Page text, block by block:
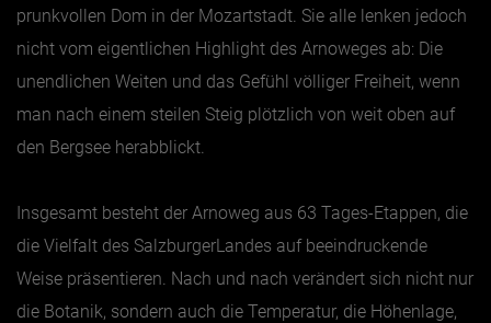
prunkvollen Dom in der Mozartstadt. Sie alle lenken jedoch
nicht vom eigentlichen Highlight des Arnoweges ab: Die
unendlichen Weiten und das Gefühl völliger Freiheit, wenn
man nach einem steilen Steig plötzlich von weit oben auf
den Bergsee herabblickt.
Insgesamt besteht der Arnoweg aus 63 Tages-Etappen, die
die Vielfalt des SalzburgerLandes auf beeindruckende
Weise präsentieren. Nach und nach verändert sich nicht nur
die Botanik, sondern auch die Temperatur, die Höhenlage,